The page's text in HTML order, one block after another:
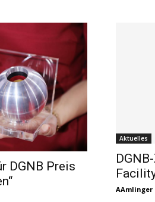
DGNB Preis
Aktuelles
AAmlinger